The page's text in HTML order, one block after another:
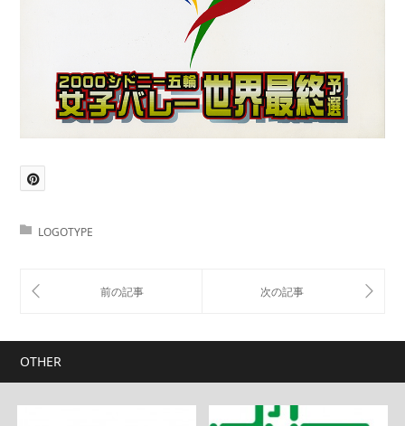
LOGOTYPE
OTHER